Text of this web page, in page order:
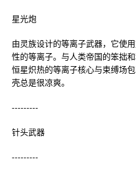
星光炮
由灵族设计的等离子武器，它使
性的等离子。与人类帝国的笨拙
恒星炽热的等离子核心与束缚场
壳总是很凉爽。
---------
针头武器
---------